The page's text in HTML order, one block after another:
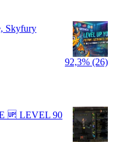
Skyfury
92,3% (26)
🆙 LEVEL 90